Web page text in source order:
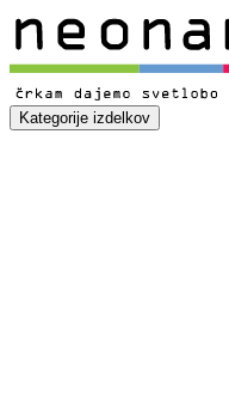
Kategorije izdelkov